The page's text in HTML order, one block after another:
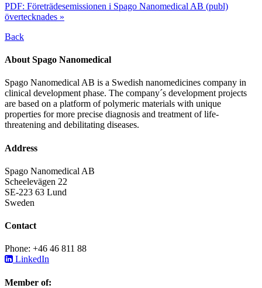
PDF: Företrädesemissionen i Spago Nanomedical AB (publ)
övertecknades »
Back
About Spago Nanomedical
Spago Nanomedical AB is a Swedish nanomedicines company in
clinical development phase. The company´s development projects
are based on a platform of polymeric materials with unique
properties for more precise diagnosis and treatment of life-
threatening and debilitating diseases.
Address
Spago Nanomedical AB
Scheelevägen 22
SE-223 63 Lund
Sweden
Contact
Phone: +46 46 811 88
LinkedIn
Member of: